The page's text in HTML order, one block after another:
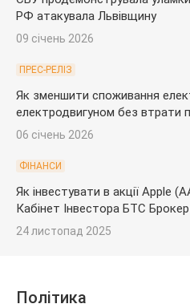
РФ атакувала Львівщину
09 січень 2026
ПРЕС-РЕЛІЗ
Як зменшити споживання
електродвигуном без втрати
06 січень 2026
ФІНАНСИ
Як інвестувати в акції Apple
Кабінет Інвестора БТС Брокер
24 листопад 2025
Політика